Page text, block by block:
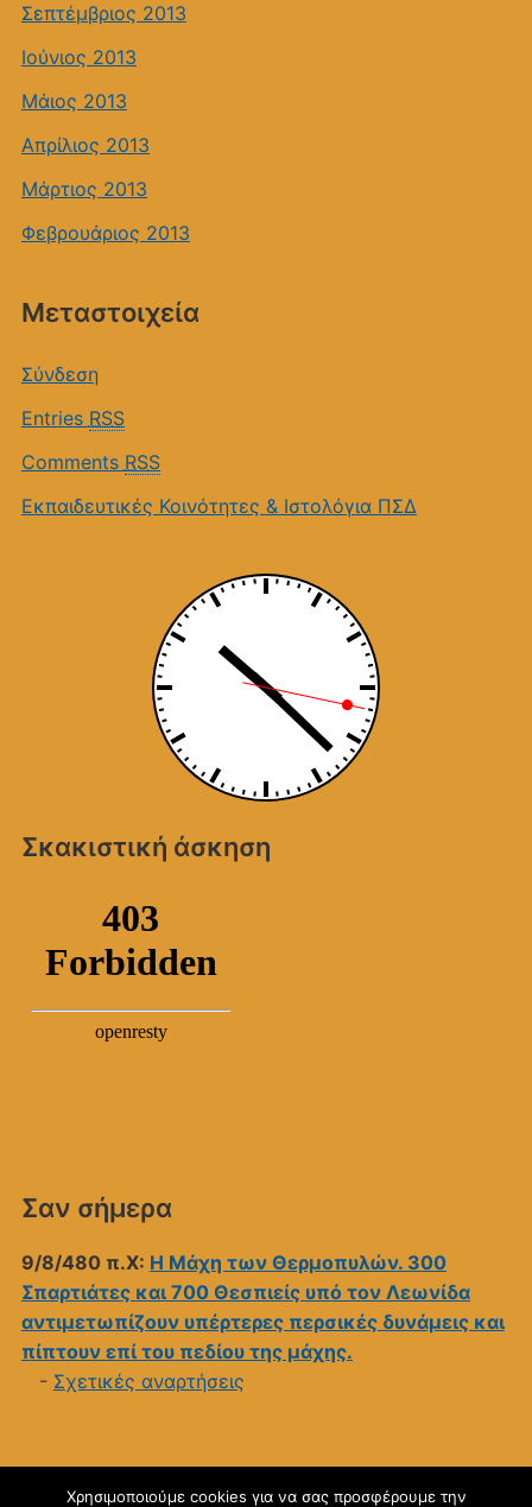
Σεπτέμβριος 2013
Ιούνιος 2013
Μάιος 2013
Απρίλιος 2013
Μάρτιος 2013
Φεβρουάριος 2013
Μεταστοιχεία
Σύνδεση
Entries RSS
Comments RSS
Εκπαιδευτικές Κοινότητες & Ιστολόγια ΠΣΔ
Σκακιστική άσκηση
Σαν σήμερα
9/8/480 π.Χ: Η Μάχη των Θερμοπυλών. 300
Σπαρτιάτες και 700 Θεσπιείς υπό τον Λεωνίδα
αντιμετωπίζουν υπέρτερες περσικές δυνάμεις και
πίπτουν επί του πεδίου της μάχης.
- Σχετικές αναρτήσεις
Χρησιμοποιούμε cookies για να σας προσφέρουμε την